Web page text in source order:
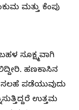
ಮತ್ತು ಕೆಂಪು
ಸೂಕ್ಷ್ಮವಾಗಿ
ಹಣಕಾಸಿನ
ಸಲಹೆ ಪಡೆಯುವುದು
ಉತ್ತಮ